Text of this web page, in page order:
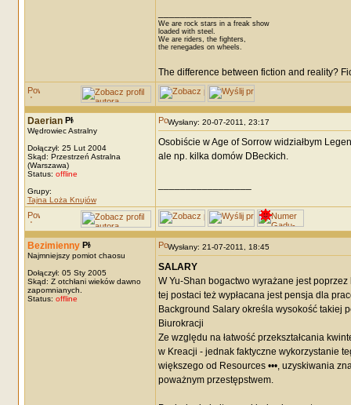
We are rock stars in a freak show
loaded with steel.
We are riders, the fighters,
the renegades on wheels.
The difference between fiction and reality?
Daerian
Wędrowiec Astralny
Dołączył: 25 Lut 2004
Skąd: Przestrzeń Astralna
(Warszawa)
Status: offline
Grupy:
Tajna Loża Knujów
Wysłany: 20-07-2011, 23:17
Osobiście w Age of Sorrow widziałbym
ale np. kilka domów DBeckich.
Bezimienny
Najmniejszy pomiot chaosu
Dołączył: 05 Sty 2005
Skąd: Z otchłani wieków dawno
zapomnianych.
Status: offline
Wysłany: 21-07-2011, 18:45
SALARY
W Yu-Shan bogactwo wyrażane jest
tej postaci też wypłacana jest pensja dla
Background Salary określa wysokość takiej
Biurokracji
Ze względu na łatwość przekształcania
w Kreacji - jednak faktyczne wykorzystanie
większego od Resources •••, uzyskiwania
poważnym przestępstwem.